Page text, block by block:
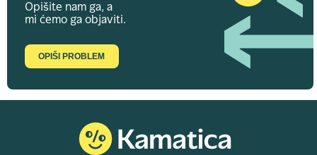
Opišite nam ga, a
mi ćemo ga objaviti.
OPIŠI PROBLEM